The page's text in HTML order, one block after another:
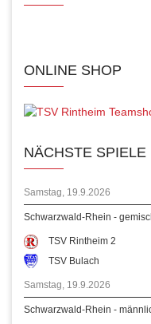
ONLINE SHOP
NÄCHSTE SPIELE
Samstag, 19.9.2026
Schwarzwald-Rhein -
TSV Rintheim 2
TSV Bulach
Samstag, 19.9.2026
Schwarzwald-Rhein -